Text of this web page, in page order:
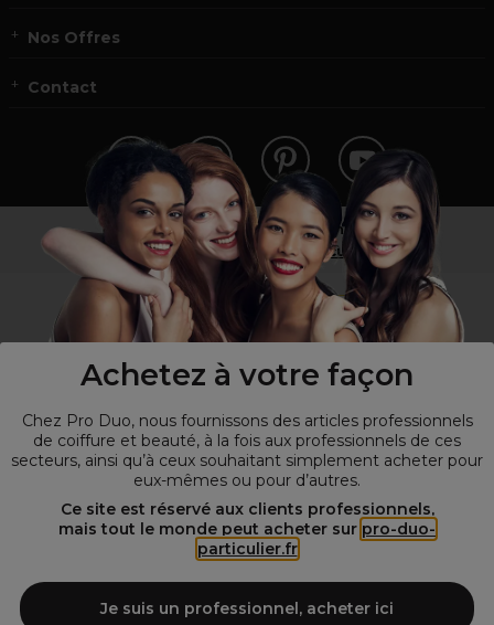
Achetez à votre façon
Chez Pro Duo, nous fournissons des articles professionnels
de coiffure et beauté, à la fois aux professionnels de ces
secteurs, ainsi qu’à ceux souhaitant simplement acheter pour
eux-mêmes ou pour d’autres.
Ce site est réservé aux clients professionnels,
mais tout le monde peut acheter sur pro-duo-
particulier.fr
Je suis un professionnel, acheter ici
Nos Offres
Contact
Vous n’êtes pas un professionnel ?
Visitez notre site pour les particuliers!
Spécialiste de la coiffure et de la beauté, nous vous proposons une
large sélection de produits professionnels pour la coiffure et
Duo le fournisseur incontournable des salons de coiffure et instituts
de beauté! Notre gamme de produits s’adresse également à tous ceux